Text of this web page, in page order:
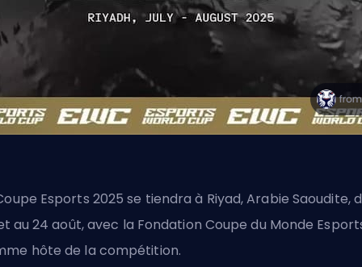
Esports 2025 se tiendra à Riyad, Arabie Saoudite,
au 24 août, avec la Fondation Coupe du Monde
hôte de la compétition.